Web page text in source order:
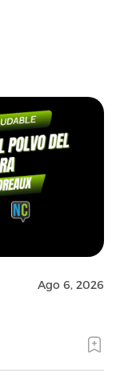
Ago 6, 2026